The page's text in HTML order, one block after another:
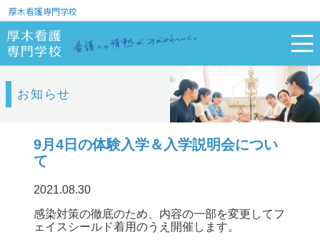
厚木看護専門学校
お知らせ
9月4日の体験入学＆入学説明会につい
て
2021.08.30
感染対策の徹底のため、内容の一部を変更してフ
ェイスシールド着用のうえ開催します。